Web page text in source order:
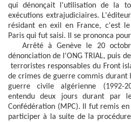
qui dénonçait l'utilisation de la
exécutions extrajudiciaires.
résidant en exil en France, c'est
Paris qui fut saisi. Il se prononca
Arrêté à Genève le 20
dénonciation de l'ONG TRIAL, puis
terroristes responsables du Front
de crimes de guerre commis durant
guerre civile algérienne (1992-
entendu deux jours durant par
Confédération (MPC). Il fut remis
participer à la suite de la